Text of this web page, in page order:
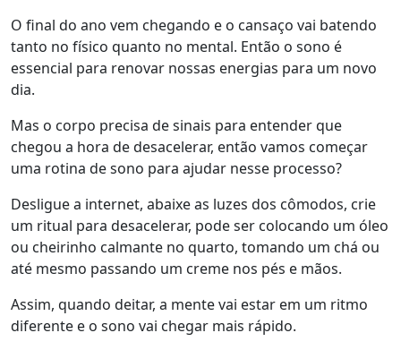
O final do ano vem chegando e o cansaço vai batendo
tanto no físico quanto no mental. Então o sono é
essencial para renovar nossas energias para um novo
dia.
Mas o corpo precisa de sinais para entender que
chegou a hora de desacelerar, então vamos começar
uma rotina de sono para ajudar nesse processo?
Desligue a internet, abaixe as luzes dos cômodos, crie
um ritual para desacelerar, pode ser colocando um óleo
ou cheirinho calmante no quarto, tomando um chá ou
até mesmo passando um creme nos pés e mãos.
Assim, quando deitar, a mente vai estar em um ritmo
diferente e o sono vai chegar mais rápido.